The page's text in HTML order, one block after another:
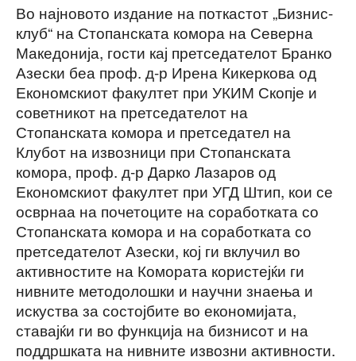
Во најновото издание на поткастот „Бизнис-
клуб“ на Стопанската комора на Северна
Македонија, гости кај претседателот Бранко
Азески беа проф. д-р Ирена Кикеркова од
Економскиот факултет при УКИМ Скопје и
советникот на претседателот на
Стопанската комора и претседател на
Клубот на извозници при Стопанската
комора, проф. д-р Дарко Лазаров од
Економскиот факултет при УГД Штип, кои се
осврнаа на почетоците на соработката со
Стопанската комора и на соработката со
претседателот Азески, кој ги вклучил во
активностите на Комората користејќи ги
нивните методолошки и научни знаења и
искуства за состојбите во економијата,
ставајќи ги во функција на бизнисот и на
поддршката на нивните извозни активности.